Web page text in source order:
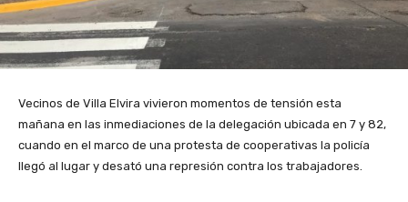
Vecinos de Villa Elvira vivieron momentos de tensión esta
mañana en las inmediaciones de la delegación ubicada en 7 y 82,
cuando en el marco de una protesta de cooperativas la policía
llegó al lugar y desató una represión contra los trabajadores.